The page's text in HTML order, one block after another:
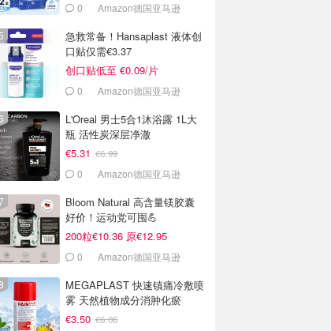
0 Amazon德国亚马逊
急救常备！Hansaplast 液体创
口贴仅需€3.37
创口贴低至 €0.09/片
0 Amazon德国亚马逊
L'Oreal 男士5合1沐浴露 1L大
瓶 活性炭深层净澈
€5.31 €6.99
0 Amazon德国亚马逊
Bloom Natural 高含量镁胶囊
好价！运动党可囤💪
200粒€10.36 原€12.95
0 Amazon德国亚马逊
MEGAPLAST 快速镇痛冷敷喷
雾 天然植物成分消肿化瘀
€3.50 €6.06